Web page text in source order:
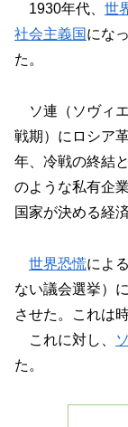
1930年代、 世
社会主義国 にな
た。
ソ連（ソヴィ
戦期）にロシア
年、冷戦の終結
のような私有企
国家が決める経
世界恐慌によ
ない議会選挙）
させた。これは
これに対し、
た。